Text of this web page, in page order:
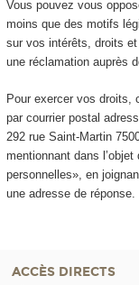
Vous pouvez vous
moins que des motifs
sur vos intérêts, droits
une réclamation auprès
Pour exercer vos droits,
par courrier postal
292 rue Saint-Martin
mentionnant dans
personnelles», en
une adresse de réponse.
ACCÈS DIRECTS